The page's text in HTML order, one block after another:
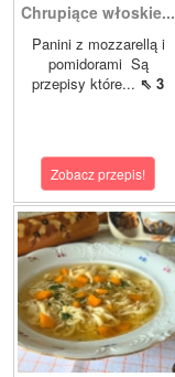
Chrupiące włoskie...
Panini z mozzarellą i
pomidorami Są
przepisy które... ⇖ 3
Zobacz przepis!